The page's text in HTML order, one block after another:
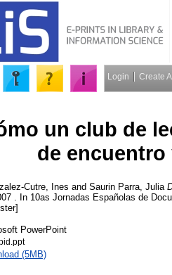
Login Create
un club de
de
Cutre, Ines and Saurin Parra, Julia
. In 10as Jornadas Españolas de
PowerPoint
(5MB)